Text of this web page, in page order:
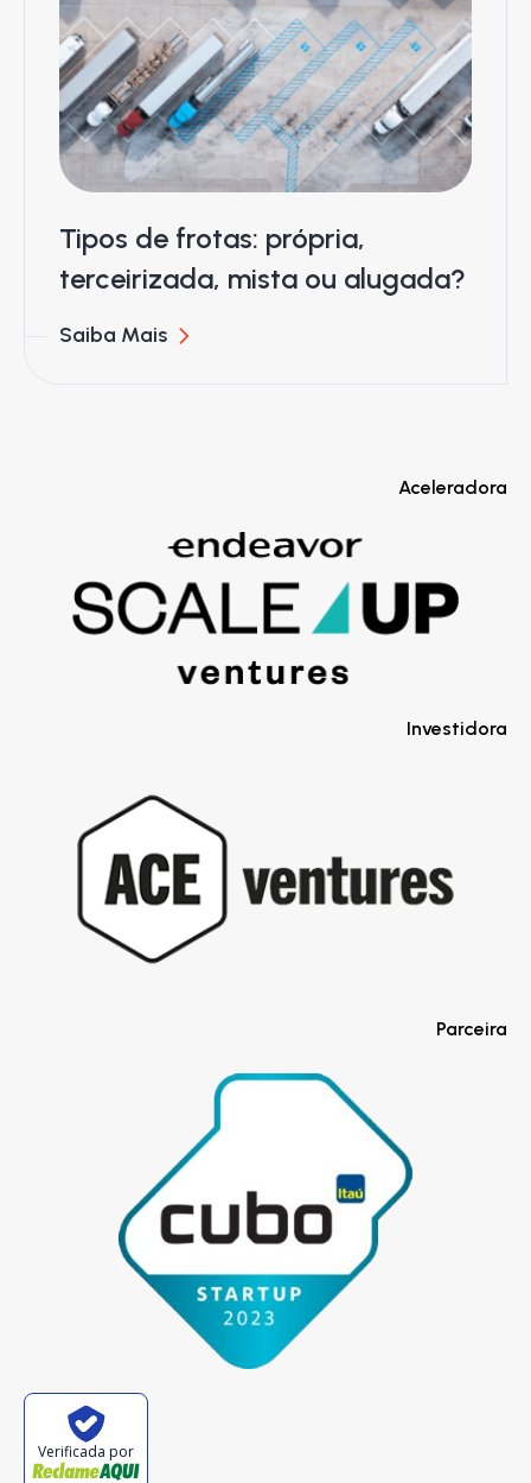
Tipos de frotas: própria,
terceirizada, mista ou alugada?
Saiba Mais
Aceleradora
Investidora
Parceira
Verificada por